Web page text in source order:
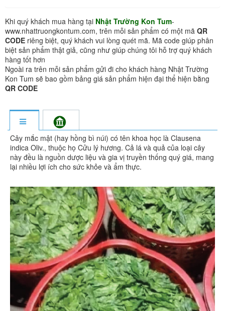
Khi quý khách mua hàng tại Nhật Trường Kon Tum-
www.nhattruongkontum.com, trên mỗi sản phẩm có một mã QR
CODE riêng biệt, quý khách vui lòng quét mã. Mã code giúp phân
biệt sản phẩm thật giả, cũng như giúp chúng tôi hỗ trợ quý khách
hàng tốt hơn
Ngoài ra trên mỗi sản phẩm gửi đi cho khách hàng Nhật Trường
Kon Tum sẽ bao gồm bảng giá sản phẩm hiện đại thể hiện bằng
QR CODE
Cây mắc mật (hay hồng bì núi) có tên khoa học là Clausena
indica Oliv., thuộc họ Cửu lý hương. Cả lá và quả của loại cây
này đều là nguồn dược liệu và gia vị truyền thống quý giá, mang
lại nhiều lợi ích cho sức khỏe và ẩm thực.